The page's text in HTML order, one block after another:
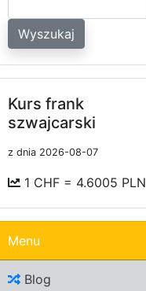
Wyszukaj
Kurs frank
szwajcarski
z dnia 2026-08-07
1 CHF = 4.6005 PLN
Menu
Blog